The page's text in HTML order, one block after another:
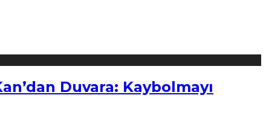
Duvara: Kaybolmayı